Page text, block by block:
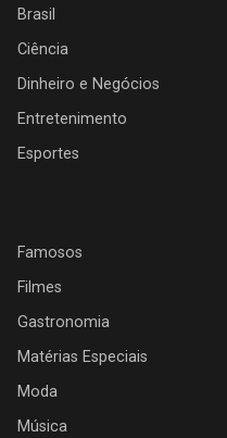
Brasil
Ciência
Dinheiro e Negócios
Entretenimento
Esportes
Famosos
Filmes
Gastronomia
Matérias Especiais
Moda
Música